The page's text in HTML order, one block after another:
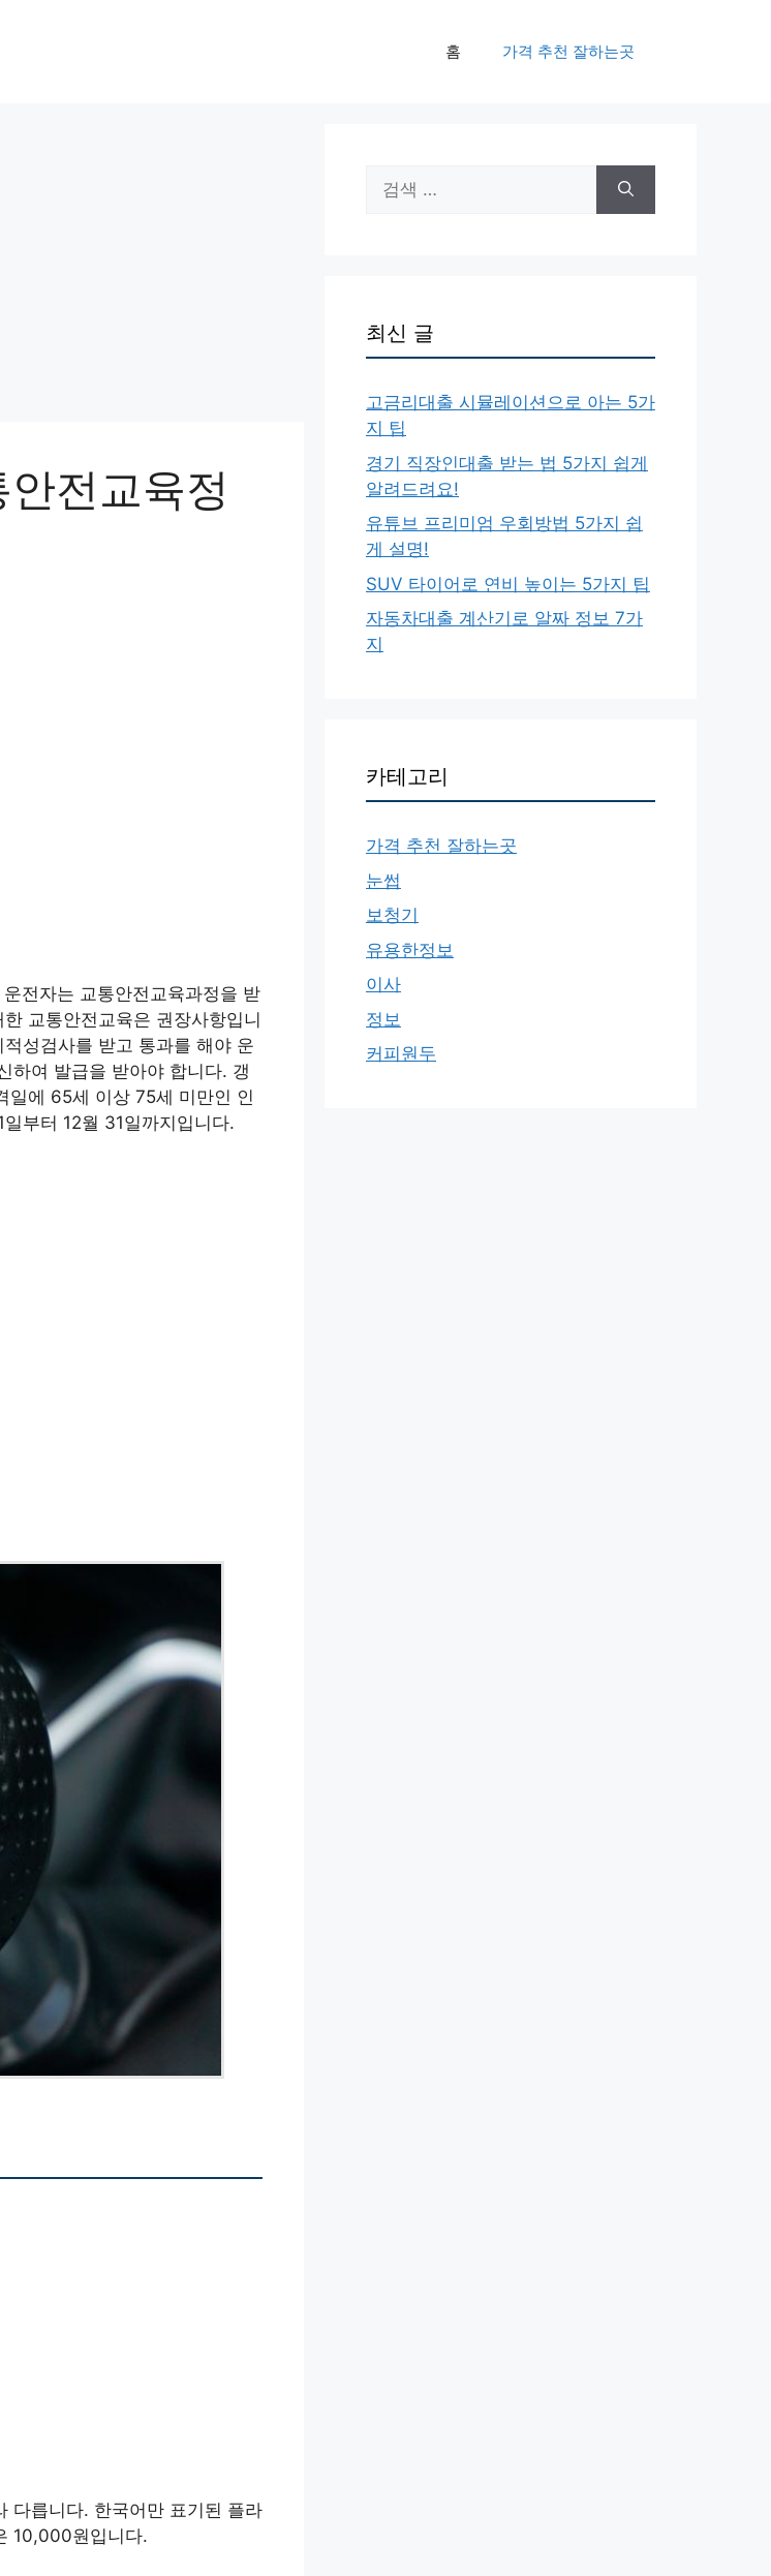
홈 가격 추천 잘하는곳
전교육정
전자는 교통안전교육과정을 받
교통안전교육은 권장사항입니
성검사를 받고 통과를 해야 운
하여 발급을 받아야 합니다. 갱
일에 65세 이상 75세 미만인 인
부터 12월 31일까지입니다.
다릅니다. 한국어만 표기된 플라
10,000원입니다.
색:
최신 글
고금리대출 시뮬레이션으로 아는 5가
지 팁
경기 직장인대출 받는 법 5가지 쉽게
알려드려요!
유튜브 프리미엄 우회방법 5가지 쉽
게 설명!
SUV 타이어로 연비 높이는 5가지 팁
자동차대출 계산기로 알짜 정보 7가
지
카테고리
가격 추천 잘하는곳
눈썹
보청기
유용한정보
이사
정보
커피원두